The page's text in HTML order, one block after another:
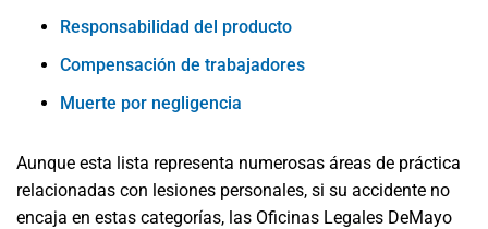
Responsabilidad del producto
Compensación de trabajadores
Muerte por negligencia
Aunque esta lista representa numerosas áreas de práctica
relacionadas con lesiones personales, si su accidente no
encaja en estas categorías, las Oficinas Legales DeMayo